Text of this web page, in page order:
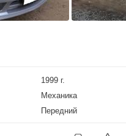
1999 г.
Механика
Передний